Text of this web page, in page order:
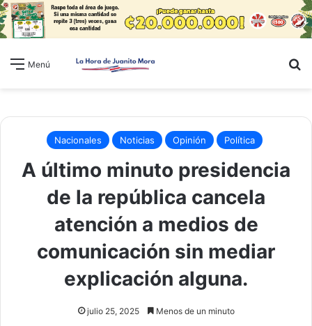
Menú
Nacionales Noticias Opinión Política
A último minuto presidencia
de la república cancela
atención a medios de
comunicación sin mediar
explicación alguna.
julio 25, 2025 Menos de un minuto